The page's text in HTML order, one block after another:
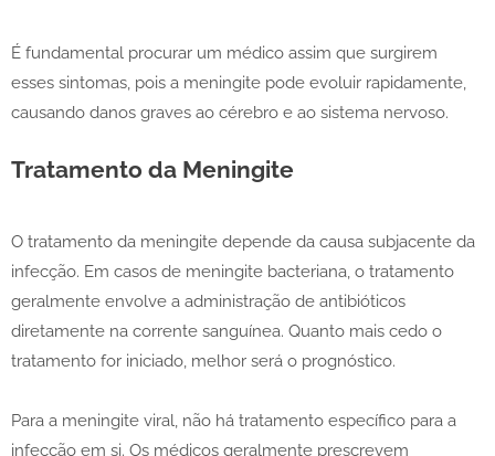
É fundamental procurar um médico assim que surgirem
esses sintomas, pois a meningite pode evoluir rapidamente,
causando danos graves ao cérebro e ao sistema nervoso.
Tratamento da Meningite
O tratamento da meningite depende da causa subjacente da
infecção. Em casos de meningite bacteriana, o tratamento
geralmente envolve a administração de antibióticos
diretamente na corrente sanguínea. Quanto mais cedo o
tratamento for iniciado, melhor será o prognóstico.
Para a meningite viral, não há tratamento específico para a
infecção em si. Os médicos geralmente prescrevem